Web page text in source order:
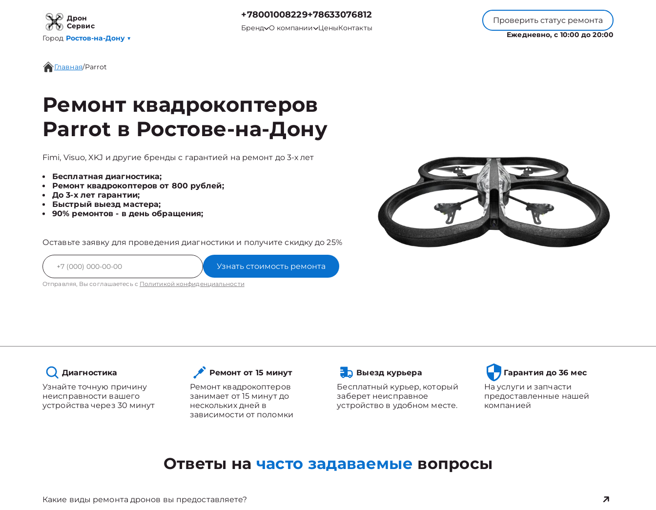
Дрон
Сервис
Город Ростов-на-Дону ▼
+78001008229+78633076812
Бренд О компании ЦеныКонтакты
Проверить статус ремонта
Ежедневно, с 10:00 до 20:00
Главная/Parrot
Ремонт квадрокоптеров
Parrot в Ростове-на-Дону
Fimi, Visuo, XKJ и другие бренды с гарантией на ремонт до 3-х лет
Бесплатная диагностика;
Ремонт квадрокоптеров от 800 рублей;
До 3-х лет гарантии;
Быстрый выезд мастера;
90% ремонтов - в день обращения;
Оставьте заявку для проведения диагностики и получите скидку до 25%
Узнать стоимость ремонта
Отправляя, Вы соглашаетесь с Политикой конфиденциальности
Диагностика
Узнайте точную причину
неисправности вашего
устройства через 30 минут
Ремонт от 15 минут
Ремонт квадрокоптеров
занимает от 15 минут до
нескольких дней в
зависимости от поломки
Выезд курьера
Бесплатный курьер, который
заберет неисправное
устройство в удобном месте.
Гарантия до 36 мес
На услуги и запчасти
предоставленные нашей
компанией
Ответы на часто задаваемые вопросы
Какие виды ремонта дронов вы предоставляете?